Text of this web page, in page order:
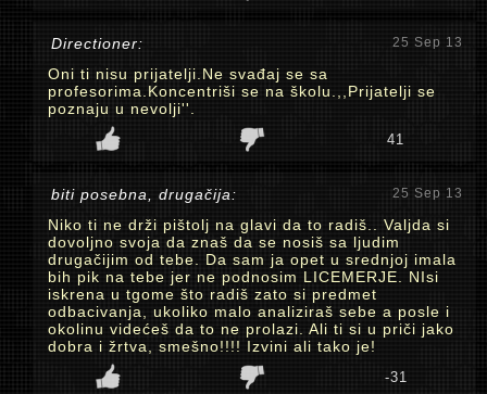
Directioner: 25 Sep 13
Oni ti nisu prijatelji.Ne svađaj se sa
profesorima.Koncentriši se na školu.,,Prijatelji se
poznaju u nevolji''.
41
biti posebna, drugačija: 25 Sep 13
Niko ti ne drži pištolj na glavi da to radiš.. Valjda si
dovoljno svoja da znaš da se nosiš sa ljudim
drugačijim od tebe. Da sam ja opet u srednjoj imala
bih pik na tebe jer ne podnosim LICEMERJE. NIsi
iskrena u tgome što radiš zato si predmet
odbacivanja, ukoliko malo analiziraš sebe a posle i
okolinu videćeš da to ne prolazi. Ali ti si u priči jako
dobra i žrtva, smešno!!!! Izvini ali tako je!
-31